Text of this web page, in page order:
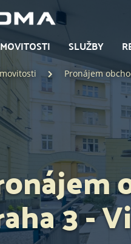
SLUŽBY
Pronájem
3 -